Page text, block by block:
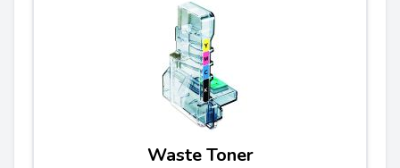
Waste Toner